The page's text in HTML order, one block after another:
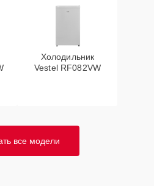
Холодильник
Vestel RF082VW
все модели